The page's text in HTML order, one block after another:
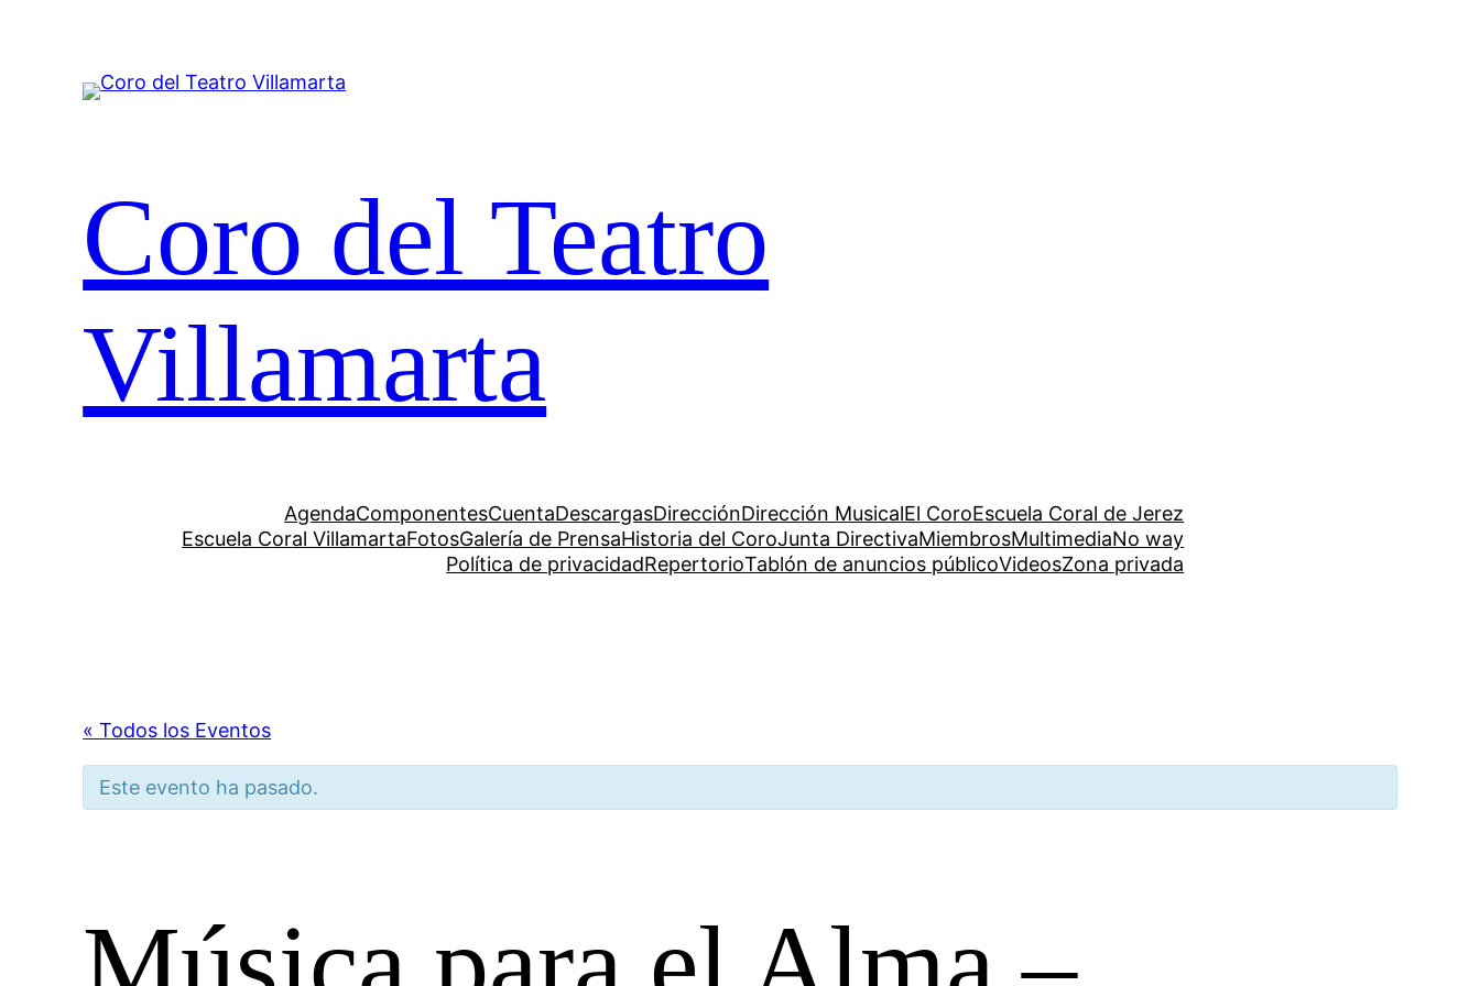
Coro del Teatro
Villamarta
AgendaComponentesCuentaDescargasDirecciónDirección MusicalEl CoroEscuela Coral de Jerez
Escuela Coral VillamartaFotosGalería de PrensaHistoria del CoroJunta DirectivaMiembrosMultimediaNo way
Política de privacidadRepertorioTablón de anuncios públicoVideosZona privada
« Todos los Eventos
Este evento ha pasado.